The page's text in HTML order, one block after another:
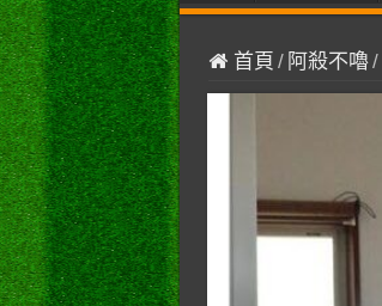
首頁 / 阿殺不嚕/